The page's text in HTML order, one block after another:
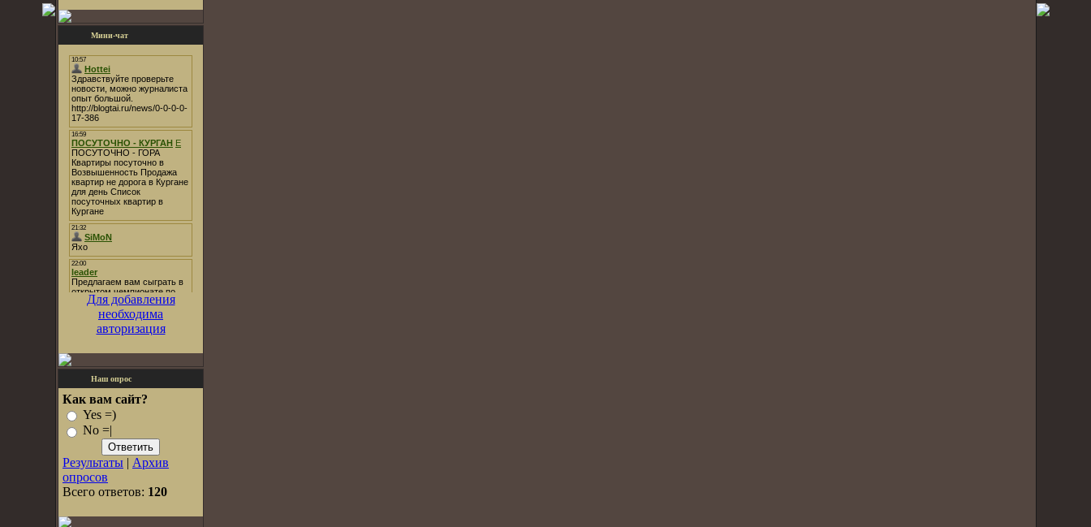
Мини-чат
Для добавления
необходима
авторизация
Наш опрос
Как вам сайт?
Yes =)
No =|
Результаты | Архив
опросов
Всего ответов: 120